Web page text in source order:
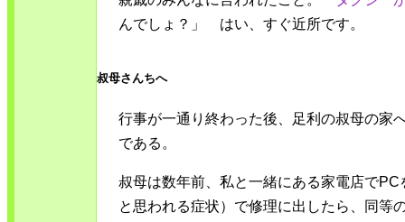
んでしょ？」 はい、すぐ近所です。
叔母さんちへ
行事が一通り終わった後、足利の叔母の家
である。
叔母は数年前、私と一緒にある家電店で
と思われる症状）で修理に出したら、同等